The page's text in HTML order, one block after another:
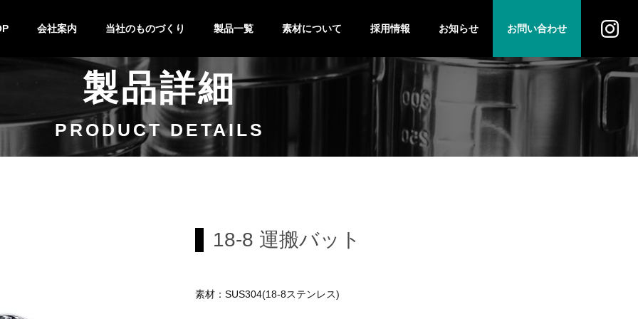
会社案内 当社のものづくり
技術紹介
設備紹介
製作の流れ
特注&OEM
製品一覧
バット
キッチンポット
鍋
キッチン小物
素材について
ステンレス
採用情報 お知らせ お問い合わせ
法人のお客様
個人のお客様
製品詳細
PRODUCT DETAILS
18-8 運搬バット
素材：SUS304(18-8ステンレス)